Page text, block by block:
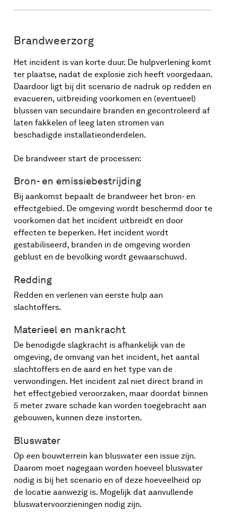
Brandweerzorg
Het incident is van korte duur. De hulpverlening komt
ter plaatse, nadat de explosie zich heeft voorgedaan.
Daardoor ligt bij dit scenario de nadruk op redden en
evacueren, uitbreiding voorkomen en (eventueel)
blussen van secundaire branden en gecontroleerd af
laten fakkelen of leeg laten stromen van
beschadigde installatieonderdelen.
De brandweer start de processen:
Bron- en emissiebestrijding
Bij aankomst bepaalt de brandweer het bron- en
effectgebied. De omgeving wordt beschermd door te
voorkomen dat het incident uitbreidt en door
effecten te beperken. Het incident wordt
gestabiliseerd, branden in de omgeving worden
geblust en de bevolking wordt gewaarschuwd.
Redding
Redden en verlenen van eerste hulp aan
slachtoffers.
Materieel en mankracht
De benodigde slagkracht is afhankelijk van de
omgeving, de omvang van het incident, het aantal
slachtoffers en de aard en het type van de
verwondingen. Het incident zal niet direct brand in
het effectgebied veroorzaken, maar doordat binnen
5 meter zware schade kan worden toegebracht aan
gebouwen, kunnen deze instorten.
Bluswater
Op een bouwterrein kan bluswater een issue zijn.
Daarom moet nagegaan worden hoeveel bluswater
nodig is bij het scenario en of deze hoeveelheid op
de locatie aanwezig is. Mogelijk dat aanvullende
bluswatervoorzieningen nodig zijn.